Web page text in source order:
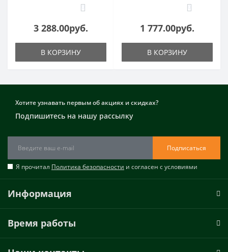
0
3 288.00руб.
В КОРЗИНУ
0
1 777.00руб.
В КОРЗИНУ
Хотите узнавать первым об акциях и скидках?
Подпишитесь на нашу рассылку
Подписаться
Я прочитал Политика безопасности и согласен с условиями
Информация
Время работы